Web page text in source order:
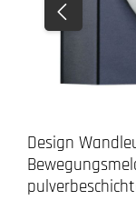
Design